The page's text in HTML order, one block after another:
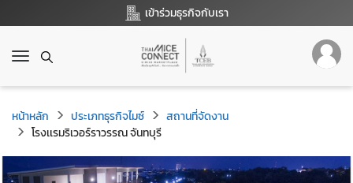
เข้าร่วมธุรกิจกับเรา
T
g
g
l
e
n
a
หน้าหลัก ประเภทธุรกิจไมซ์
สถานที่จัดงาน
โรงเเรมริเวอร์ราวรรณ จันทบุรี